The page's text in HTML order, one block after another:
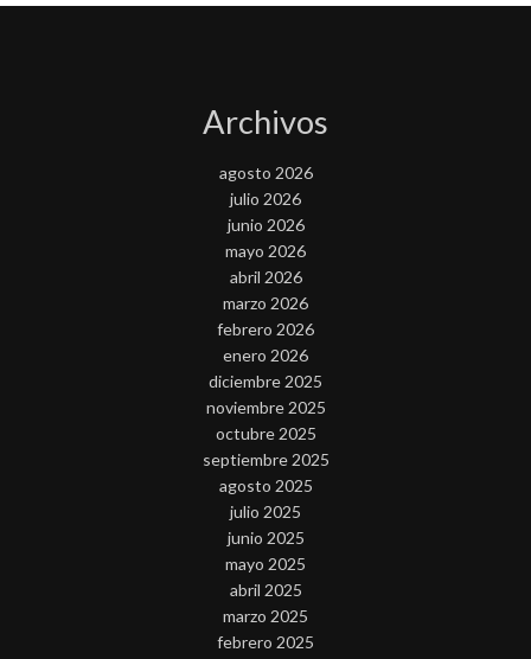
Archivos
agosto 2026
julio 2026
junio 2026
mayo 2026
abril 2026
marzo 2026
febrero 2026
enero 2026
diciembre 2025
noviembre 2025
octubre 2025
septiembre 2025
agosto 2025
julio 2025
junio 2025
mayo 2025
abril 2025
marzo 2025
febrero 2025